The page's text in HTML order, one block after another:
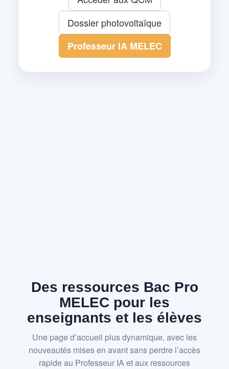
Dossier photovoltaïque
Professeur IA MELEC
Des ressources Bac Pro
MELEC pour les
enseignants et les élèves
Une page d’accueil plus dynamique, avec les
nouveautés mises en avant sans perdre l’accès
rapide au Professeur IA et aux ressources